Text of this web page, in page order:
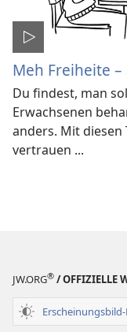
Meh Freiheite –
Du findest, man
Erwachsenen
anders. Mit diesen
vertrauen ...
JW.ORG® / OFFIZIELLE